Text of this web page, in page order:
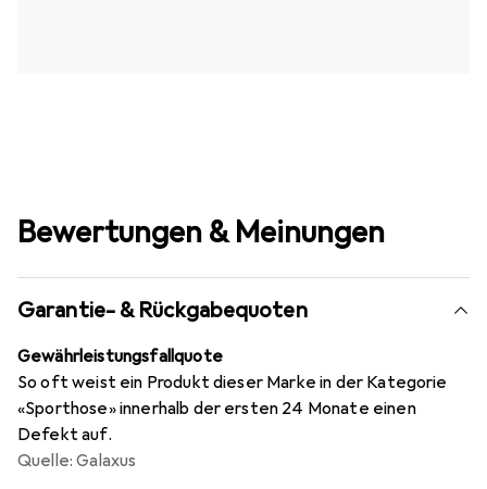
Bewertungen & Meinungen
Garantie- & Rückgabequoten
Gewährleistungsfallquote
So oft weist ein Produkt dieser Marke in der Kategorie
«Sporthose» innerhalb der ersten 24 Monate einen
Defekt auf.
Quelle: Galaxus